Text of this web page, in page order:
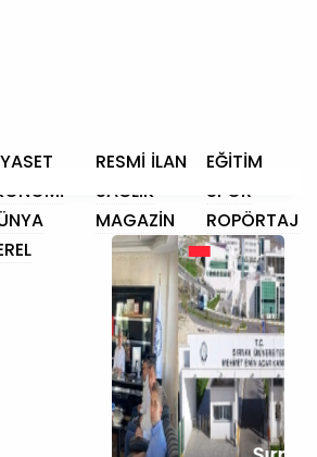
RESMİ İLAN
EĞİTİM
SAĞLIK
SPOR
MAGAZİN
ROPÖRTAJ